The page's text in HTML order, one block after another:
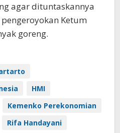
agar dituntaskannya
Ketum
goreng.
HMI
Kemenko Perekonomian
Rifa Handayani